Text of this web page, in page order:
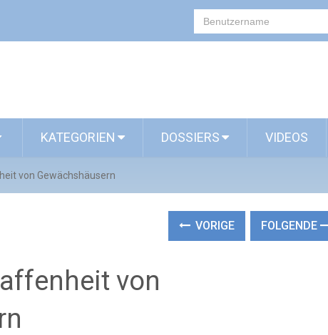
KATEGORIEN DOSSIERS VIDEOS
von Gewächshäusern
VORIGE FOLGENDE
von